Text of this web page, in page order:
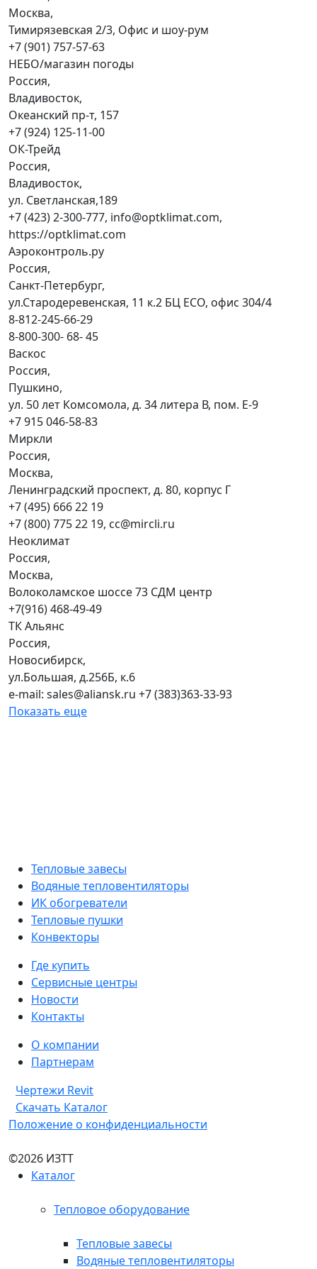
Москва,
Тимирязевская 2/3, Офис и шоу-рум
+7 (901) 757-57-63
НЕБО/магазин погоды
Россия,
Владивосток,
Океанский пр-т, 157
+7 (924) 125-11-00
ОК-Трейд
Россия,
Владивосток,
ул. Светланская,189
+7 (423) 2-300-777, info@optklimat.com,
https://optklimat.com
Аэроконтроль.ру
Россия,
Санкт-Петербург,
ул.Стародеревенская, 11 к.2 БЦ ECO, офис 304/4
8-812-245-66-29
8-800-300- 68- 45
Васкос
Россия,
Пушкино,
ул. 50 лет Комсомола, д. 34 литера В, пом. Е-9
+7 915 046-58-83
Миркли
Россия,
Москва,
Ленинградский проспект, д. 80, корпус Г
+7 (495) 666 22 19
+7 (800) 775 22 19, cc@mircli.ru
Неоклимат
Россия,
Москва,
Волоколамское шоссе 73 СДМ центр
+7(916) 468-49-49
ТК Альянс
Россия,
Новосибирск,
ул.Большая, д.256Б, к.6
e-mail: sales@aliansk.ru +7 (383)363-33-93
Показать еще
Тепловые завесы
Водяные тепловентиляторы
ИК обогреватели
Тепловые пушки
Конвекторы
Где купить
Сервисные центры
Новости
Контакты
О компании
Партнерам
Чертежи Revit
Скачать Каталог
Положение о конфиденциальности
©2026 ИЗТТ
Каталог
Тепловое оборудование
Тепловые завесы
Водяные тепловентиляторы